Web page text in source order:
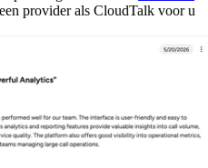
provider als CloudTalk voor u